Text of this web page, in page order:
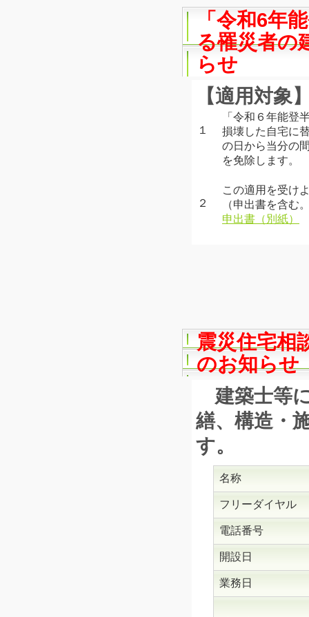
「令和6年
る罹災者の
らせ
【適用対象
１
「令和６年能登
損壊した自宅に
の日から当分の
を免除します。
２
この適用を受け
（申出書を含む
申出書（別紙）
震災住宅相
のお知らせ
建築士等
繕、構造・
す。
名称
フリーダイヤル
電話番号
開設日
業務日